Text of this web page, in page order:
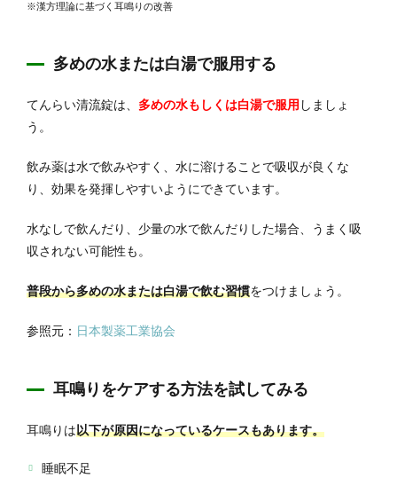
※漢方理論に基づく耳鳴りの改善
多めの水または白湯で服用する
てんらい清流錠は、 多めの水もしくは白湯で服用 しましょ
う。
飲み薬は水で飲みやすく、水に溶けることで吸収が良くな
り、効果を発揮しやすいようにできています。
水なしで飲んだり、少量の水で飲んだりした場合、うまく吸
収されない可能性も。
普段から多めの水または白湯で飲む習慣をつけましょう。
参照元： 日本製薬工業協会
耳鳴りをケアする方法を試してみる
耳鳴りは以下が原因になっているケースもあります。
睡眠不足